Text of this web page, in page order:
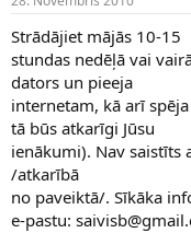
n
a
u
z
s
ā
c
ē
j
s
a
u
m
s
Strādājiet mājās 10-15
stundas nedēļā vai
dators un pieeja
internetam, kā arī
tā būs atkarīgi Jūsu
ienākumi). Nav saistīts
/atkarībā
no paveiktā/. Sīkāka
e-pastu: